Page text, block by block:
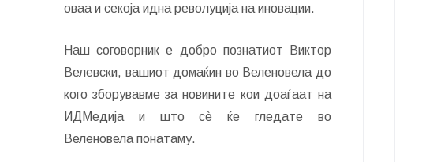
оваа и секоја идна револуција на иновации.
Наш соговорник е добро познатиот Виктор
Велевски, вашиот домаќин во Веленовела до
кого зборувавме за новините кои доаѓаат на
ИДМедија и што сѐ ќе гледате во
Веленовела понатаму.